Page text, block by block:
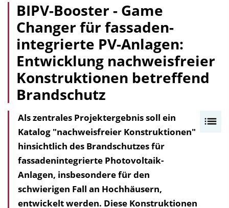
BIPV-Booster - Game
Changer für fassaden­
integrierte PV-Anlagen:
Entwicklung nachweisfreier
Konstruktionen betreffend
Brandschutz
Als zentrales Projektergebnis soll ein
Katalog "nachweisfreier Konstruktionen"
hinsichtlich des Brandschutzes für
fassaden­integrierte Photovoltaik-
Anlagen, insbesondere für den
schwierigen Fall an Hochhäusern,
entwickelt werden. Diese Konstruktionen